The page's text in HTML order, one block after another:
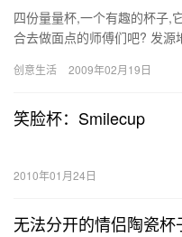
四份量量杯,一个有趣的杯子,
合去做面点的师傅们吧? 发源
创意生活 2009年02月19日
笑脸杯：Smilecup
2010年01月24日
无法分开的情侣陶瓷杯